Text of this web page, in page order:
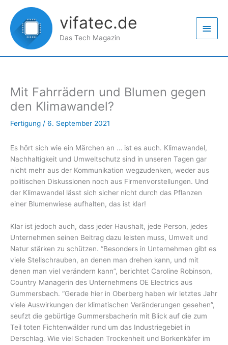
Inhalt
springen
vifatec.de
Das Tech Magazin
Mit Fahrrädern und Blumen gegen
den Klimawandel?
Fertigung / 6. September 2021
Es hört sich wie ein Märchen an … ist es auch. Klimawandel,
Nachhaltigkeit und Umweltschutz sind in unseren Tagen gar
nicht mehr aus der Kommunikation wegzudenken, weder aus
politischen Diskussionen noch aus Firmenvorstellungen. Und
der Klimawandel lässt sich sicher nicht durch das Pflanzen
einer Blumenwiese aufhalten, das ist klar!
Klar ist jedoch auch, dass jeder Haushalt, jede Person, jedes
Unternehmen seinen Beitrag dazu leisten muss, Umwelt und
Natur stärken zu schützen. “Besonders in Unternehmen gibt es
viele Stellschrauben, an denen man drehen kann, und mit
denen man viel verändern kann”, berichtet Caroline Robinson,
Country Managerin des Unternehmens OE Electrics aus
Gummersbach. “Gerade hier in Oberberg haben wir letztes Jahr
viele Auswirkungen der klimatischen Veränderungen gesehen”,
seufzt die gebürtige Gummersbacherin mit Blick auf die zum
Teil toten Fichtenwälder rund um das Industriegebiet in
Derschlag. Wie viel Schaden Trockenheit und Borkenkäfer im